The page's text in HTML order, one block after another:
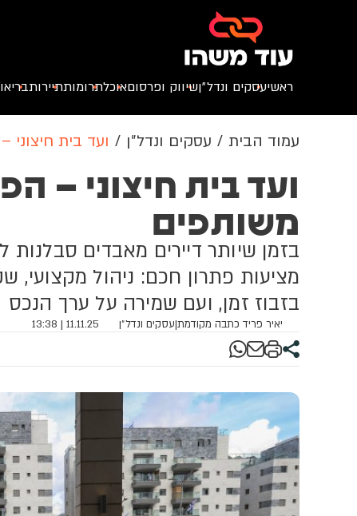
ראשיעסקים ונדל״ןשיווק ופרסוםאוכלתרומותתיירות
עמוד הבית עסקים ונדל״ן ועד בית
ועד בית חיצוני –
משותפים
בזמן שיותר דיירים מאבדים סבלנות
מציעות פתרון חכם: ניהול מקצועי,
בזבוז זמן, ועם שמירה על ערך הנכס
יאיר פריד כתבה מקודמת|עסקים ונדל״ן 11.11.25 | 13:38